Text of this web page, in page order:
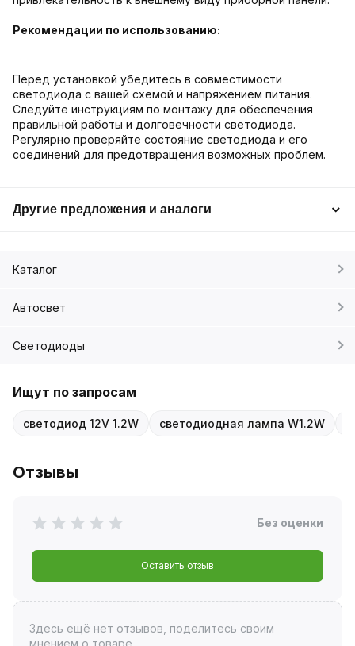
Рекомендации по использованию:
Перед установкой убедитесь в совместимости
светодиода с вашей схемой и напряжением питания.
Следуйте инструкциям по монтажу для обеспечения
правильной работы и долговечности светодиода.
Регулярно проверяйте состояние светодиода и его
соединений для предотвращения возможных проблем.
Другие предложения и аналоги
Каталог
Автосвет
Светодиоды
Ищут по запросам
светодиод 12V 1.2W светодиодная лампа W1.2W
Отзывы
Без оценки
Оставить отзыв
Здесь ещё нет отзывов, поделитесь своим
мнением о товаре.